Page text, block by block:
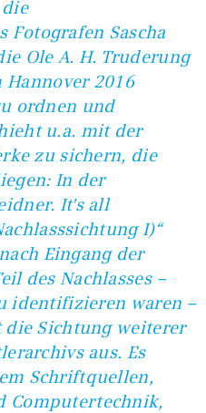
Fotografen Sascha
Ole A. H. Truderung
Hannover 2016
ordnen und
u.a. mit der
zu sichern, die
In der
It's all
I)“
Eingang der
des Nachlasses –
identifizieren waren –
Sichtung weiterer
aus. Es
Schriftquellen,
Computertechnik,